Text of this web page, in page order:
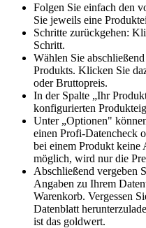
Folgen Sie einfach den
Sie jeweils eine
Schritte zurückgehen:
Schritt.
Wählen Sie
Produkts. Klicken Sie
oder Bruttopreis.
In der Spalte „Ihr
konfigurierten
Unter „Optionen"
einen Profi-Datencheck
bei einem Produkt keine
möglich, wird nur die
Abschließend vergeben
Angaben zu Ihrem
Warenkorb. Vergessen
Datenblatt
ist das goldwert.